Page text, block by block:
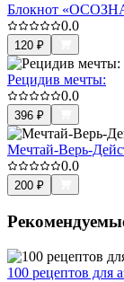
Блокнот
0.0
120 ₽
Рецидив мечты:
0.0
396 ₽
Мечтай-Верь-
0.0
200 ₽
100 рецептов для